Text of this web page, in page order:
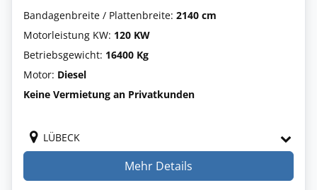
Bandagenbreite / Plattenbreite: 2140 cm
Motorleistung KW: 120 KW
Betriebsgewicht: 16400 Kg
Motor: Diesel
Keine Vermietung an Privatkunden
LÜBECK
Mehr Details